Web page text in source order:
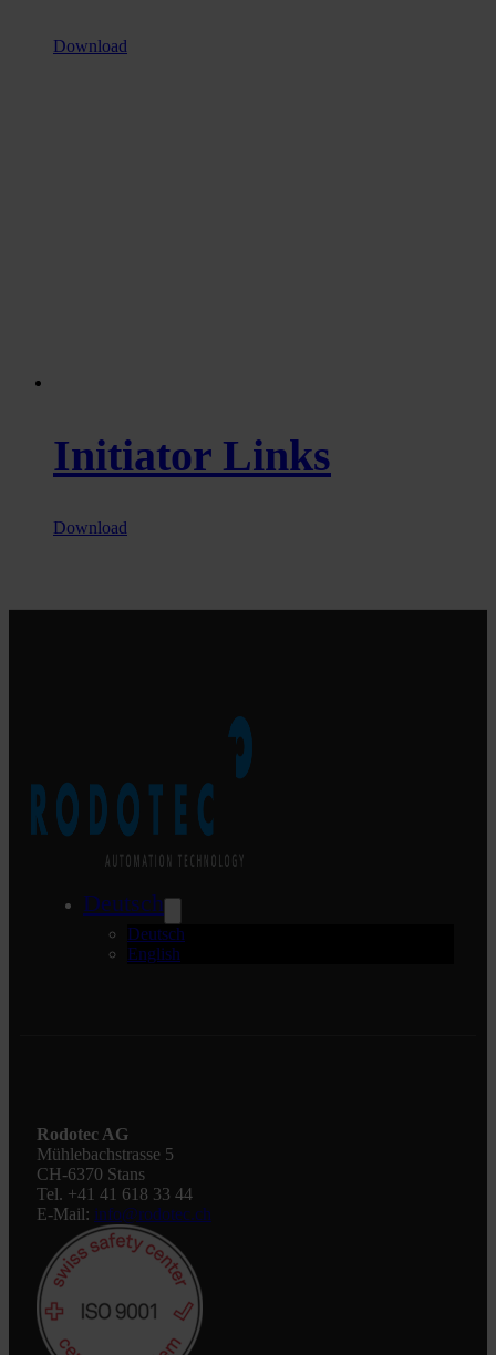
Download
Initiator Links
Download
Deutsch
Deutsch
English
Rodotec AG
Mühlebachstrasse 5
CH-6370 Stans
Tel. +41 41 618 33 44
E-Mail: info@rodotec.ch